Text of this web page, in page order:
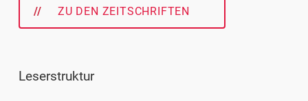
ZU DEN ZEITSCHRIFTEN
Leserstruktur